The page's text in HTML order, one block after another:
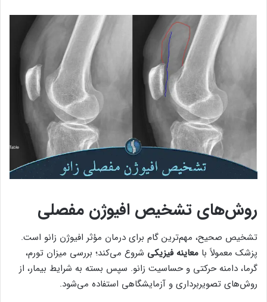
روش‌های تشخیص افیوژن مفصلی
تشخیص صحیح، مهم‌ترین گام برای درمان مؤثر افیوژن زانو است.
پزشک معمولاً با معاینه فیزیکی شروع می‌کند؛ بررسی میزان تورم،
گرما، دامنه حرکتی و حساسیت زانو. سپس بسته به شرایط بیمار، از
روش‌های تصویربرداری و آزمایشگاهی استفاده می‌شود.